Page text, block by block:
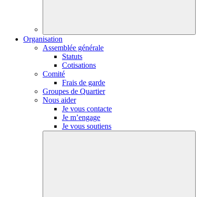
Organisation
Assemblée générale
Statuts
Cotisations
Comité
Frais de garde
Groupes de Quartier
Nous aider
Je vous contacte
Je m’engage
Je vous soutiens